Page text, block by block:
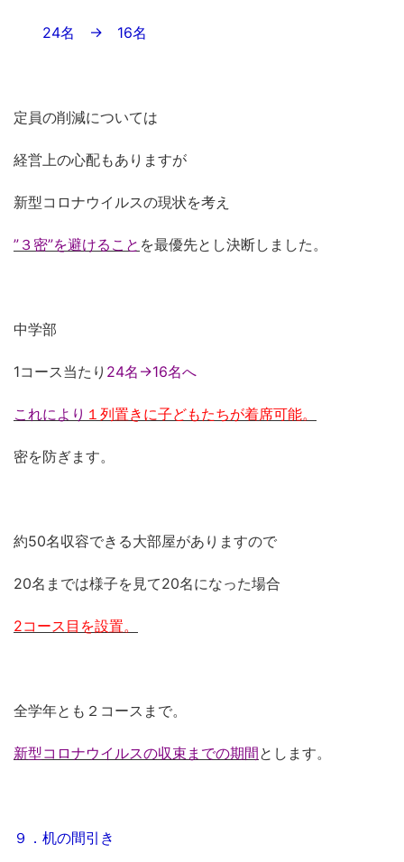
24名 → 16名
定員の削減については
経営上の心配もありますが
新型コロナウイルスの現状を考え
”３密”を避けること を最優先とし決断しました。
中学部
1コース当たり 24名→16名へ
これにより １列置きに子どもたちが着席可能。
密を防ぎます。
約50名収容できる大部屋がありますので
20名までは様子を見て20名になった場合
2コース目を設置。
全学年とも２コースまで。
新型コロナウイルスの収束までの期間とします。
９．机の間引き